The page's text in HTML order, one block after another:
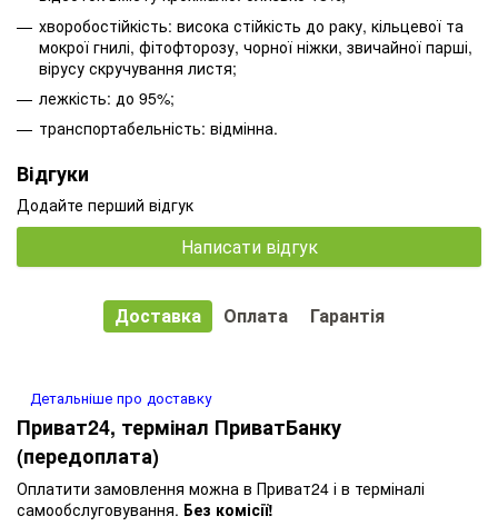
хворобостійкість: висока стійкість до раку, кільцевої та
мокрої гнилі, фітофторозу, чорної ніжки, звичайної парші,
вірусу скручування листя;
лежкість: до 95%;
транспортабельність: відмінна.
Відгуки
Додайте перший відгук
Написати відгук
Доставка Оплата Гарантія
Детальніше про доставку
Приват24, термінал ПриватБанку
(передоплата)
Оплатити замовлення можна в Приват24 і в терміналі
самообслуговування. Без комісії!